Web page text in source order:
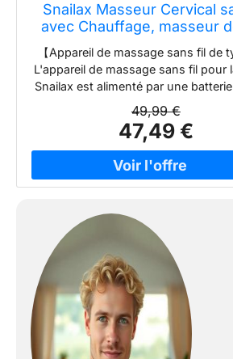
Snailax Masseur Cervical
avec Chauffage, masseur
Shiatsu avec massage
pétrissage 4D, appareil de
pour nuque épaules dos,
pour hommes/femmes
【Appareil de massage sans fil de
L'appareil de massage sans fil pour
Snailax est alimenté par une
ion rechargeable, vous n'avez
besoin de rester à proximité d'une
électrique pour l'utiliser. Une seule
complète offre jusqu'à 180
massage relaxant, vous
profiter d'un confort sans fil à tout
masseur de nuque et de dos
équipé de 8 nœuds rotatifs
délivrent un massage 4D en
soulager les douleurs et les
muscles du cou, des épaules et
atténuer la fatigue et vous aider à
détendre après une longue
masseur Shiatsu sans fil imite la
49,99 €
47,49 €